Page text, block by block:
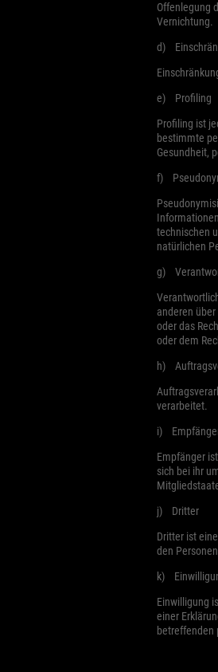
Offenlegung
Vernichtung.
d)
e) Profiling
Profiling ist
bestimmte
Gesundheit,
f)
technischen
natürlichen
g)
anderen
oder das
oder dem
h)
verarbeitet.
i)
Empfänger
sich bei ihr
j) Dritter
Dritter ist
den
k)
Einwilligung
einer
betreffenden